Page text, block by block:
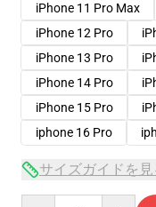
iPhone 11 Pro Max
iPhone 12 Pro
iPhone 13 Pro
iPhone 14 Pro
iPhone 15 Pro
iphone 16 Pro
サイズガイドを見